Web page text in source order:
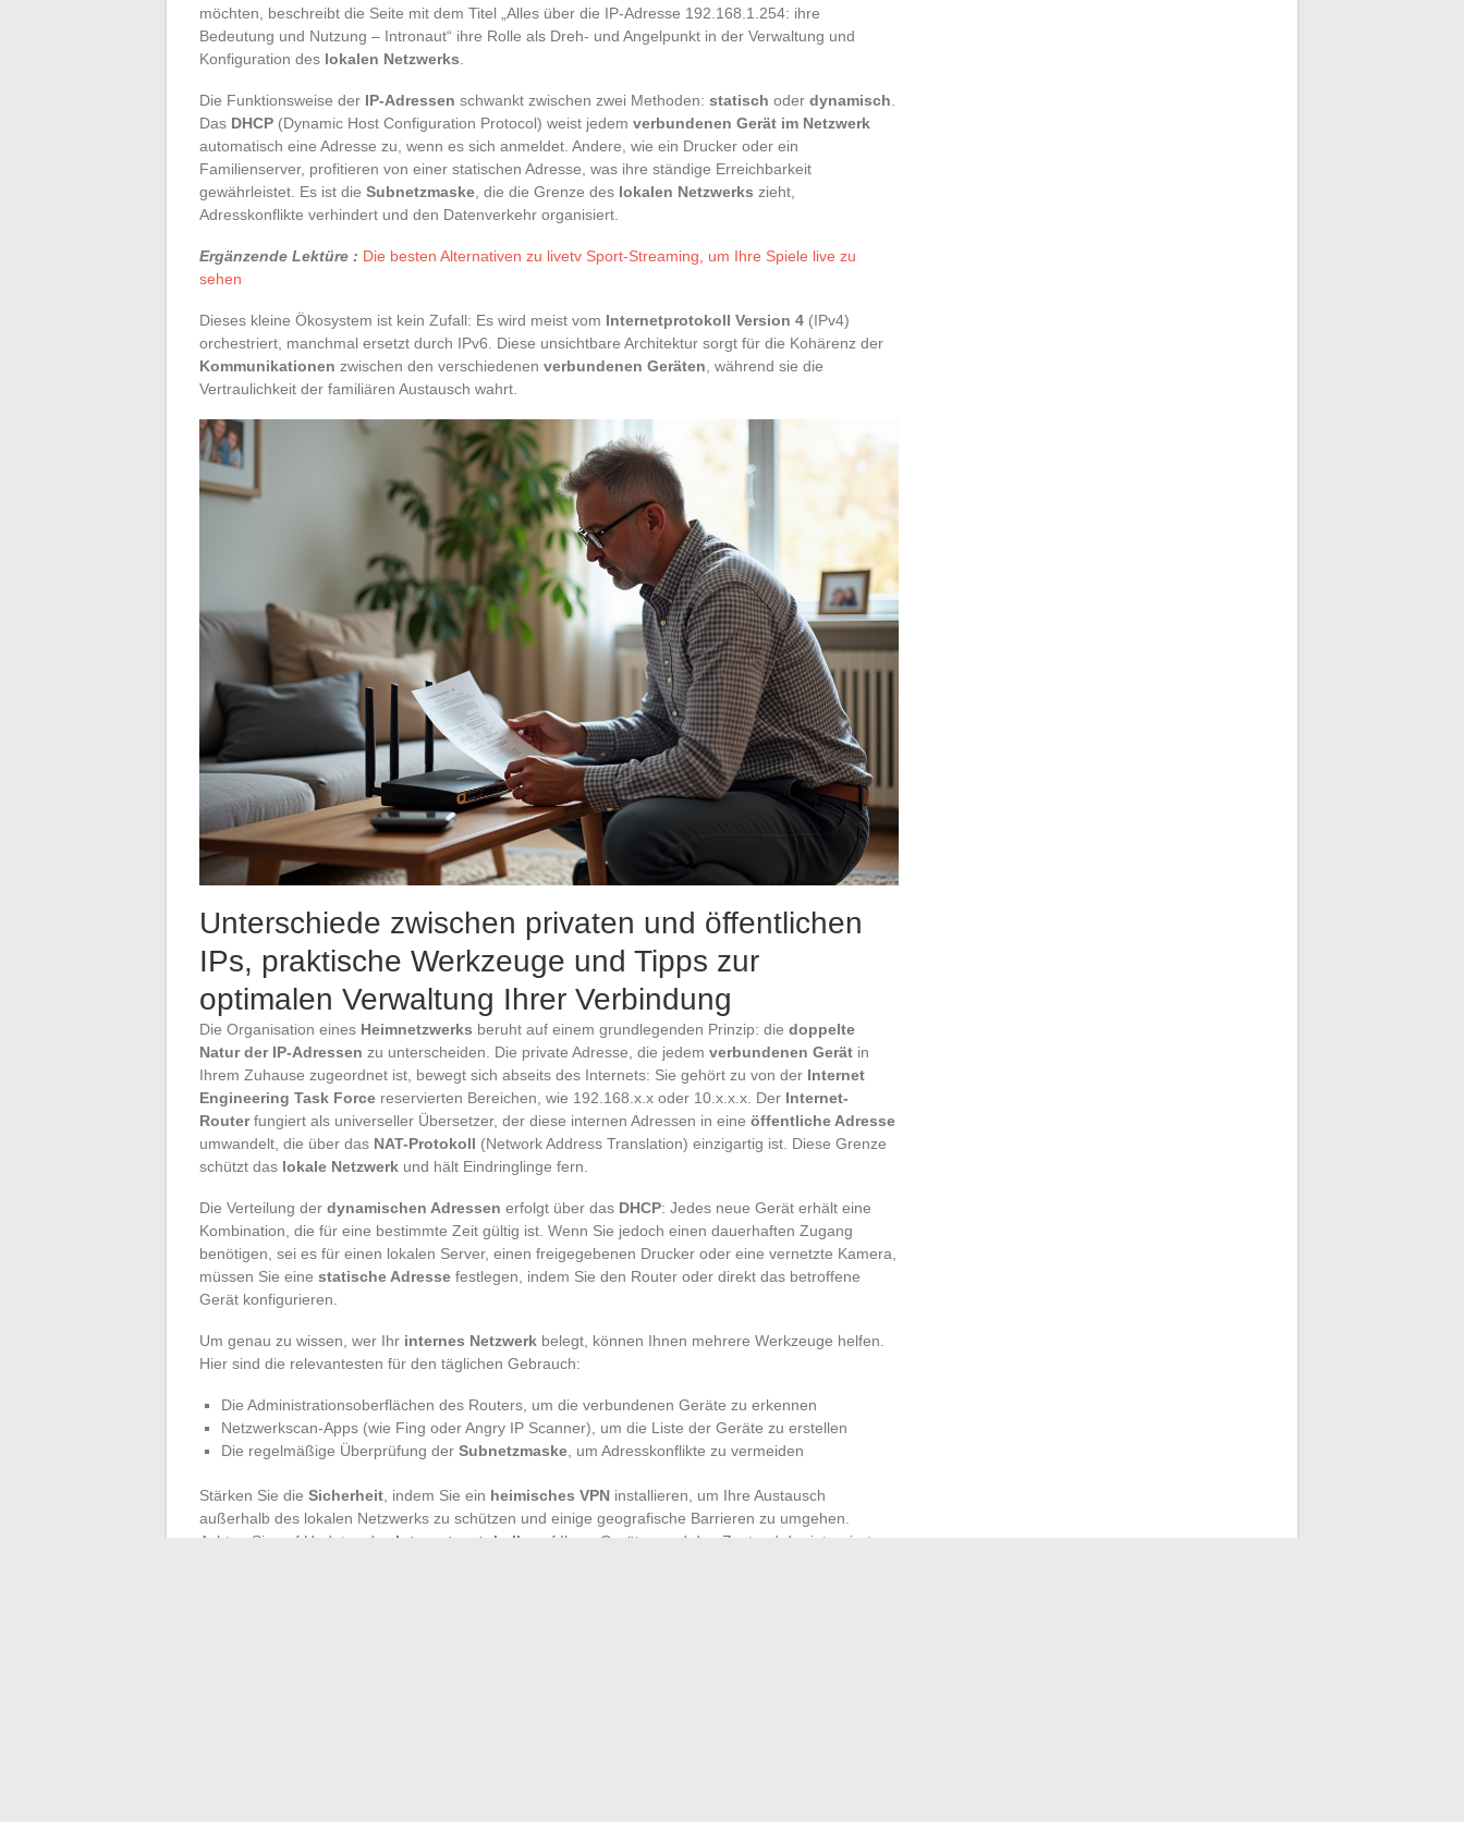
möchten, beschreibt die Seite mit dem Titel „Alles über die IP-Adresse 192.168.1.254: ihre
Bedeutung und Nutzung – Intronaut“ ihre Rolle als Dreh- und Angelpunkt in der Verwaltung und
Konfiguration des lokalen Netzwerks
Die Funktionsweise der IP-Adressen schwankt zwischen zwei Methoden: statisch oder dynamisch
Das DHCP (Dynamic Host Configuration Protocol) weist jedem verbundenen Gerät im Netzwerk
automatisch eine Adresse zu, wenn es sich anmeldet. Andere, wie ein Drucker oder ein
Familienserver, profitieren von einer statischen Adresse, was ihre ständige Erreichbarkeit
gewährleistet. Es ist die Subnetzmaske , die die Grenze des lokalen Netzwerks zieht,
Adresskonflikte verhindert und den Datenverkehr organisiert.
Ergänzende Lektüre : Die besten Alternativen zu livetv Sport-Streaming, um Ihre Spiele live zu
sehen
Dieses kleine Ökosystem ist kein Zufall: Es wird meist vom Internetprotokoll Version 4 (IPv4)
orchestriert, manchmal ersetzt durch IPv6. Diese unsichtbare Architektur sorgt für die Kohärenz der
Kommunikationen zwischen den verschiedenen verbundenen Geräten , während sie die
Vertraulichkeit der familiären Austausch wahrt.
Unterschiede zwischen privaten und öffentlichen
IPs, praktische Werkzeuge und Tipps zur
optimalen Verwaltung Ihrer Verbindung
Die Organisation eines Heimnetzwerks beruht auf einem grundlegenden Prinzip: die doppelte
Natur der IP-Adressen zu unterscheiden. Die private Adresse, die jedem verbundenen Gerät in
Ihrem Zuhause zugeordnet ist, bewegt sich abseits des Internets: Sie gehört zu von der Internet
Engineering Task Force reservierten Bereichen, wie 192.168.x.x oder 10.x.x.x. Der Internet-
Routerfungiert als universeller Übersetzer, der diese internen Adressen in eine öffentliche Adresse
umwandelt, die über das NAT-Protokoll (Network Address Translation) einzigartig ist. Diese Grenze
schützt das lokale Netzwerk und hält Eindringlinge fern.
Die Verteilung der dynamischen Adressen erfolgt über das DHCP: Jedes neue Gerät erhält eine
Kombination, die für eine bestimmte Zeit gültig ist. Wenn Sie jedoch einen dauerhaften Zugang
benötigen, sei es für einen lokalen Server, einen freigegebenen Drucker oder eine vernetzte Kamera,
müssen Sie eine statische Adresse festlegen, indem Sie den Router oder direkt das betroffene
Gerät konfigurieren.
Um genau zu wissen, wer Ihr internes Netzwerk belegt, können Ihnen mehrere Werkzeuge helfen.
Hier sind die relevantesten für den täglichen Gebrauch:
Die Administrationsoberflächen des Routers, um die verbundenen Geräte zu erkennen
Netzwerkscan-Apps (wie Fing oder Angry IP Scanner), um die Liste der Geräte zu erstellen
Die regelmäßige Überprüfung der Subnetzmaske , um Adresskonflikte zu vermeiden
Stärken Sie die Sicherheit , indem Sie ein heimisches VPN installieren, um Ihre Austausch
außerhalb des lokalen Netzwerks zu schützen und einige geografische Barrieren zu umgehen.
Achten Sie auf Updates des Internetprotokolls
auf Ihren Geräten und den Zustand der integrierten